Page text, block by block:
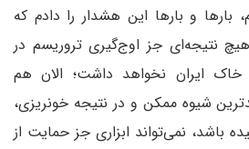
بارها و بارها این هشدار را دادم که
نتیجه‌ای جز اوج‌گیری تروریسم در
ایران نخواهد داشت؛ الان هم
شیوه ممکن و در نتیجه خونریزی،
باشد، نمی‌تواند ابزاری جز حمایت از